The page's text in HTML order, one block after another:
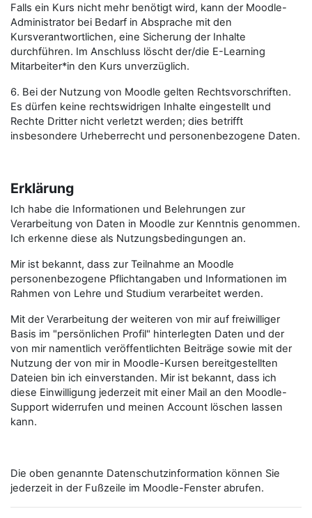
Falls ein Kurs nicht mehr benötigt wird, kann der Moodle-
Administrator bei Bedarf in Absprache mit den
Kursverantwortlichen, eine Sicherung der Inhalte
durchführen. Im Anschluss löscht der/die E-Learning
Mitarbeiter*in den Kurs unverzüglich.
6. Bei der Nutzung von Moodle gelten Rechtsvorschriften.
Es dürfen keine rechtswidrigen Inhalte eingestellt und
Rechte Dritter nicht verletzt werden; dies betrifft
insbesondere Urheberrecht und personenbezogene Daten.
Erklärung
Ich habe die Informationen und Belehrungen zur
Verarbeitung von Daten in Moodle zur Kenntnis genommen.
Ich erkenne diese als Nutzungsbedingungen an.
Mir ist bekannt, dass zur Teilnahme an Moodle
personenbezogene Pflichtangaben und Informationen im
Rahmen von Lehre und Studium verarbeitet werden.
Mit der Verarbeitung der weiteren von mir auf freiwilliger
Basis im "persönlichen Profil" hinterlegten Daten und der
von mir namentlich veröffentlichten Beiträge sowie mit der
Nutzung der von mir in Moodle-Kursen bereitgestellten
Dateien bin ich einverstanden. Mir ist bekannt, dass ich
diese Einwilligung jederzeit mit einer Mail an den Moodle-
Support widerrufen und meinen Account löschen lassen
kann.
Die oben genannte Datenschutzinformation können Sie
jederzeit in der Fußzeile im Moodle-Fenster abrufen.